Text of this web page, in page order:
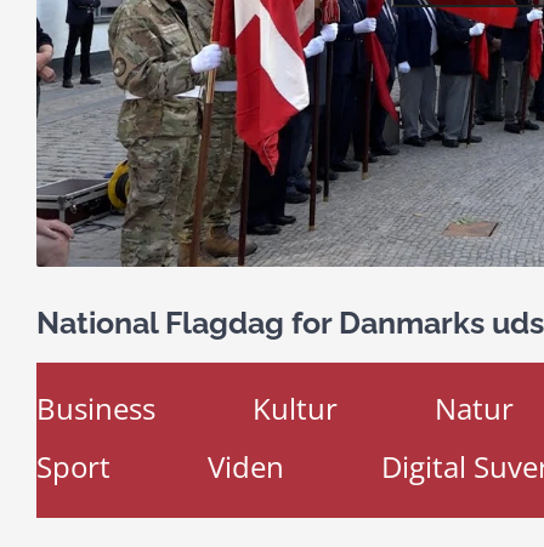
National Flagdag for Danmarks
Business Kultur
Natur
Sport
Viden Digital